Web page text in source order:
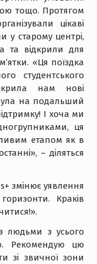
тощо. Протягом
цікаві
у старому центрі,
та відкрили для
«Ця поїздка
студентського
нам нові
на подальший
І хоча ми
ця
етапом як в
– діляться
змінює уявлення
Краків
людьми з усього
Рекомендую цю
зі звичної зони